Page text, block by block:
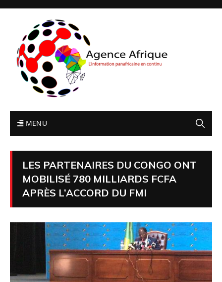
MENU
LES PARTENAIRES DU CONGO ONT
MOBILISÉ 780 MILLIARDS FCFA
APRÈS L’ACCORD DU FMI